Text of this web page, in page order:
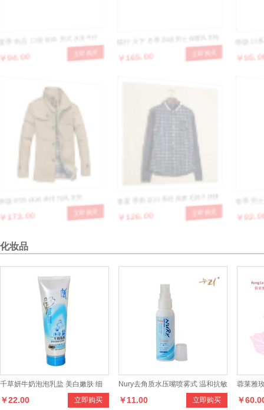
夏季新品 口袋装饰 男式水洗牛仔
七分裤 韩版牛仔男裤 立即购买
￥94.00
狐行天下冬季加绒男士保暖风衣纯
棉男士外套韩版时尚加大码棉衣
立即购买
￥165.00
韩版日
新款男
￥
韩版时尚休闲单排扣风衣男
立即购买
￥173.00
春夏季新款日系经典磨毛格子拼接
男士长袖衬衫 立即购买
￥126.00
春季男
闲牛仔
￥
化妆品
千草妍牛奶泡泡乳盐 美白嫩肤 细
腻光滑 牛奶精华润白雪肌 350g
立即购买
￥22.00
Nury去角质水压嘴喷雾式 温和抗敏
感 去角质 死皮 深层清洁肌肤
立即购买
￥11.00
蓉莱雅
美白祛
￥